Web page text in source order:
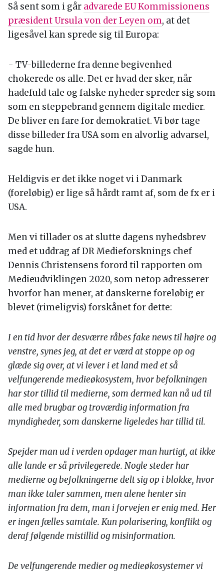
Så sent som i går advarede EU Kommissionens
præsident Ursula von der Leyen om, at det
ligesåvel kan sprede sig til Europa:
- TV-billederne fra denne begivenhed
chokerede os alle. Det er hvad der sker, når
hadefuld tale og falske nyheder spreder sig som
som en steppebrand gennem digitale medier.
De bliver en fare for demokratiet. Vi bør tage
disse billeder fra USA som en alvorlig advarsel,
sagde hun.
Heldigvis er det ikke noget vi i Danmark
(foreløbig) er lige så hårdt ramt af, som de fx er i
USA.
Men vi tillader os at slutte dagens nyhedsbrev
med et uddrag af DR Medieforsknings chef
Dennis Christensens forord til rapporten om
Medieudviklingen 2020, som netop adresserer
hvorfor han mener, at danskerne foreløbig er
blevet (rimeligvis) forskånet for dette:
I en tid hvor der desværre råbes fake news til højre og
venstre, synes jeg, at det er værd at stoppe op og
glæde sig over, at vi lever i et land med et så
velfungerende medieøkosystem, hvor befolkningen
har stor tillid til medierne, som dermed kan nå ud til
alle med brugbar og troværdig information fra
myndigheder, som danskerne ligeledes har tillid til.
Spejder man ud i verden opdager man hurtigt, at ikke
alle lande er så privilegerede. Nogle steder har
medierne og befolkningerne delt sig op i blokke, hvor
man ikke taler sammen, men alene henter sin
information fra dem, man i forvejen er enig med. Her
er ingen fælles samtale. Kun polarisering, konflikt og
deraf følgende mistillid og misinformation.
De velfungerende medier og medieøkosystemer vi